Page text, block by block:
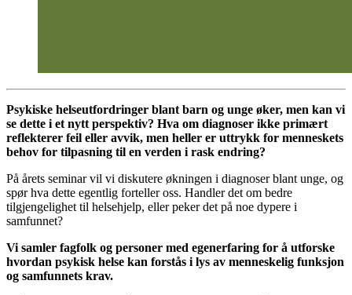
Psykiske helseutfordringer blant barn og unge øker, men kan vi
se dette i et nytt perspektiv? Hva om diagnoser ikke primært
reflekterer feil eller avvik, men heller er uttrykk for menneskets
behov for tilpasning til en verden i rask endring?
På årets seminar vil vi diskutere økningen i diagnoser blant unge, og
spør hva dette egentlig forteller oss. Handler det om bedre
tilgjengelighet til helsehjelp, eller peker det på noe dypere i
samfunnet?
Vi samler fagfolk og personer med egenerfaring for å utforske
hvordan psykisk helse kan forstås i lys av menneskelig funksjon
og samfunnets krav.